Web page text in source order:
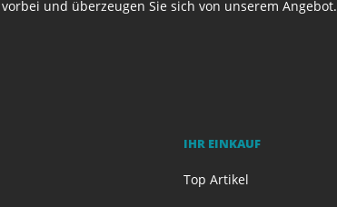
und überzeugen Sie sich von unserem Angebot.
IHR EINKAUF
Top Artikel